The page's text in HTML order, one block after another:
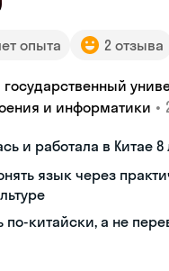
опыта 2 отзыва
и информатики •
и работала в Китае 8
язык через
по-китайски, а не